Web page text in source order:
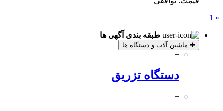
»
1
طبقه بندی آگهی ها
✚ ماشین آلات و دستگاه ها
−
دستگاه تزریق
−